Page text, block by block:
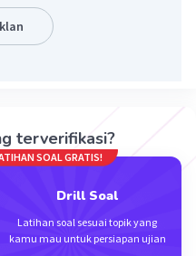
terverifikasi?
SOAL GRATIS!
Drill Soal
Latihan soal sesuai topik yang
kamu mau untuk persiapan ujian